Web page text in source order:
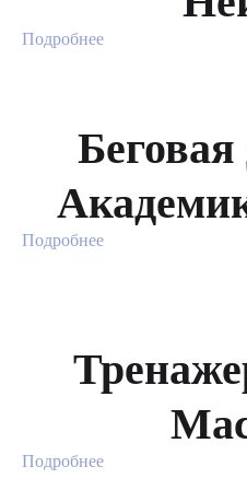
Подробнее
Подробнее
Подробнее